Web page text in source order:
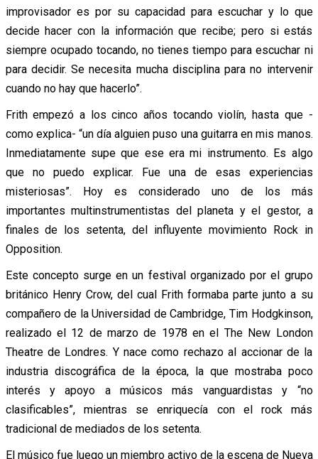
improvisador es por su capacidad para escuchar y lo que
decide hacer con la información que recibe; pero si estás
siempre ocupado tocando, no tienes tiempo para escuchar ni
para decidir. Se necesita mucha disciplina para no intervenir
cuando no hay que hacerlo”.
Frith empezó a los cinco años tocando violín, hasta que -
como explica- “un día alguien puso una guitarra en mis manos.
Inmediatamente supe que ese era mi instrumento. Es algo
que no puedo explicar. Fue una de esas experiencias
misteriosas”. Hoy es considerado uno de los más
importantes multinstrumentistas del planeta y el gestor, a
finales de los setenta, del influyente movimiento Rock in
Opposition.
Este concepto surge en un festival organizado por el grupo
británico Henry Crow, del cual Frith formaba parte junto a su
compañero de la Universidad de Cambridge, Tim Hodgkinson,
realizado el 12 de marzo de 1978 en el The New London
Theatre de Londres. Y nace como rechazo al accionar de la
industria discográfica de la época, la que mostraba poco
interés y apoyo a músicos más vanguardistas y “no
clasificables”, mientras se enriquecía con el rock más
tradicional de mediados de los setenta.
El músico fue luego un miembro activo de la escena de Nueva